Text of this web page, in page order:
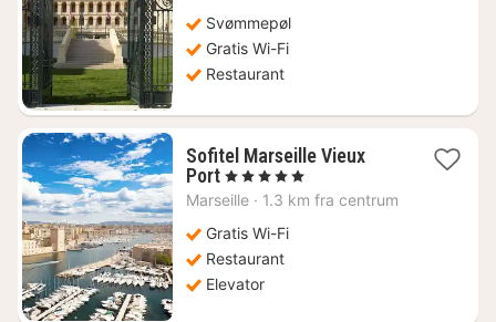
1659
kr.
Svømmepøl
Gratis Wi-Fi
Restaurant
Sofitel Marseille Vieux
Port1
nat
1579
kr.
, 5 Stjerner
Marseille · 1.3 km fra centrum
Gratis Wi-Fi
Restaurant
Elevator